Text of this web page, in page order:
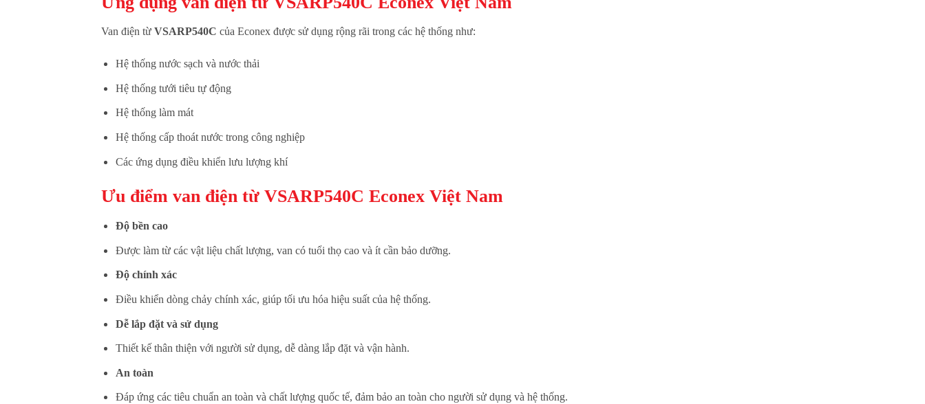
Van điện từ VSARP540C của Econex được sử dụng rộng rãi trong các hệ thống như:
Hệ thống nước sạch và nước thải
Hệ thống tưới tiêu tự động
Hệ thống làm mát
Hệ thống cấp thoát nước trong công nghiệp
Các ứng dụng điều khiển lưu lượng khí
Ưu điểm van điện từ VSARP540C Econex Việt Nam
Độ bền cao
Được làm từ các vật liệu chất lượng, van có tuổi thọ cao và ít cần bảo dưỡng.
Độ chính xác
Điều khiển dòng chảy chính xác, giúp tối ưu hóa hiệu suất của hệ thống.
Dễ lắp đặt và sử dụng
Thiết kế thân thiện với người sử dụng, dễ dàng lắp đặt và vận hành.
An toàn
Đáp ứng các tiêu chuẩn an toàn và chất lượng quốc tế, đảm bảo an toàn cho người sử dụng và hệ thống.